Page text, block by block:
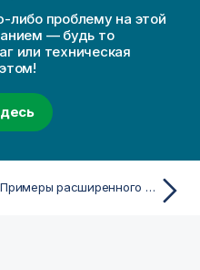
либо проблему на этой
— будь то
или техническая
Примеры расширенного режима матричного контейнера